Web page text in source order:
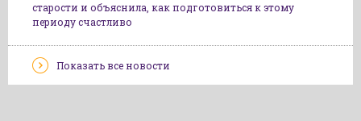
старости и объяснила, как подготовиться к этому
периоду счастливо
Показать все новости